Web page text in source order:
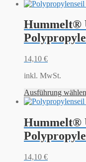
Hummelt®
14,10 €
inkl. MwSt.
Ausführung wählen
Hummelt®
14,10 €